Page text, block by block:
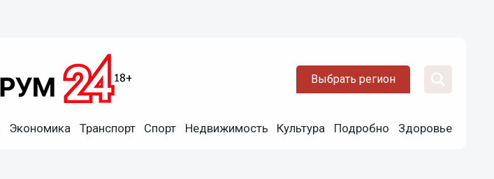
Выбрать регион
Экономика Транспорт Спорт Недвижимость Культура Подробно Здоровье